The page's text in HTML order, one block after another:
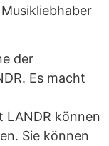
der
Es macht
LANDR können
Sie können